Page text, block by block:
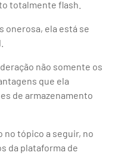
totalmente flash.
onerosa, ela está se
não somente os
que ela
de armazenamento
no tópico a seguir, no
da plataforma de